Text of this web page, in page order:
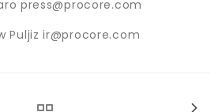
press@procore.com
Puljiz ir@procore.com